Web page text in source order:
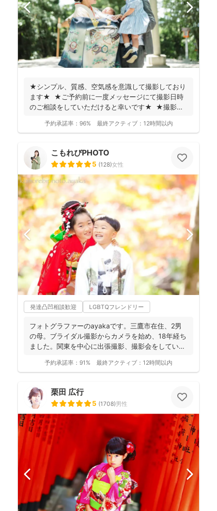
★シンプル、質感、空気感を意識して撮影しており
ます★ ★ご予約前に一度メッセージにて撮影日時
のご相談をしていただけると幸いです★ ★撮影に
予約承諾率： 96% 最終アクティブ： 12時間以内
こもれびPHOTO
5 (128)女性
発達凸凹相談歓迎 LGBTQフレンドリー
フォトグラファーのayakaです。三鷹市在住、2男
の母。ブライダル撮影からカメラを始め、18年経ち
ました。関東を中心に出張撮影、撮影会をしていま
予約承諾率： 91% 最終アクティブ： 12時間以内
栗田 広行
5 (1708)男性